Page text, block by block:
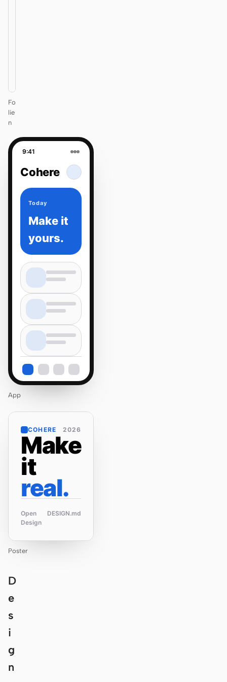
Fo
lie
n
9:41
Cohere
Today
Make it
yours.
App
COHERE 2026
Make
it
real.
Open
Design
DESIGN.md
Poster
D
e
s
i
g
n